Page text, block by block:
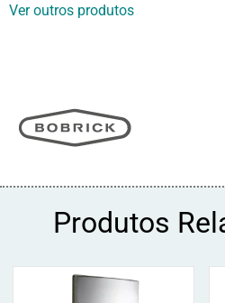
Ver outros produtos
Produtos